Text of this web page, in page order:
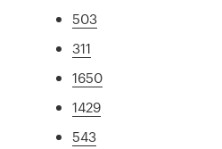
503
311
1650
1429
543